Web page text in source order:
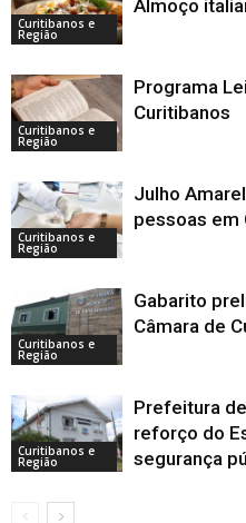
Curitibanos e
Região
Almoço
Curitibanos e
Região
Programa
Curitibanos
Curitibanos e
Região
Julho
pessoas em
Curitibanos e
Região
Gabarito
Câmara de
Curitibanos e
Região
Prefeitura
reforço do
segurança